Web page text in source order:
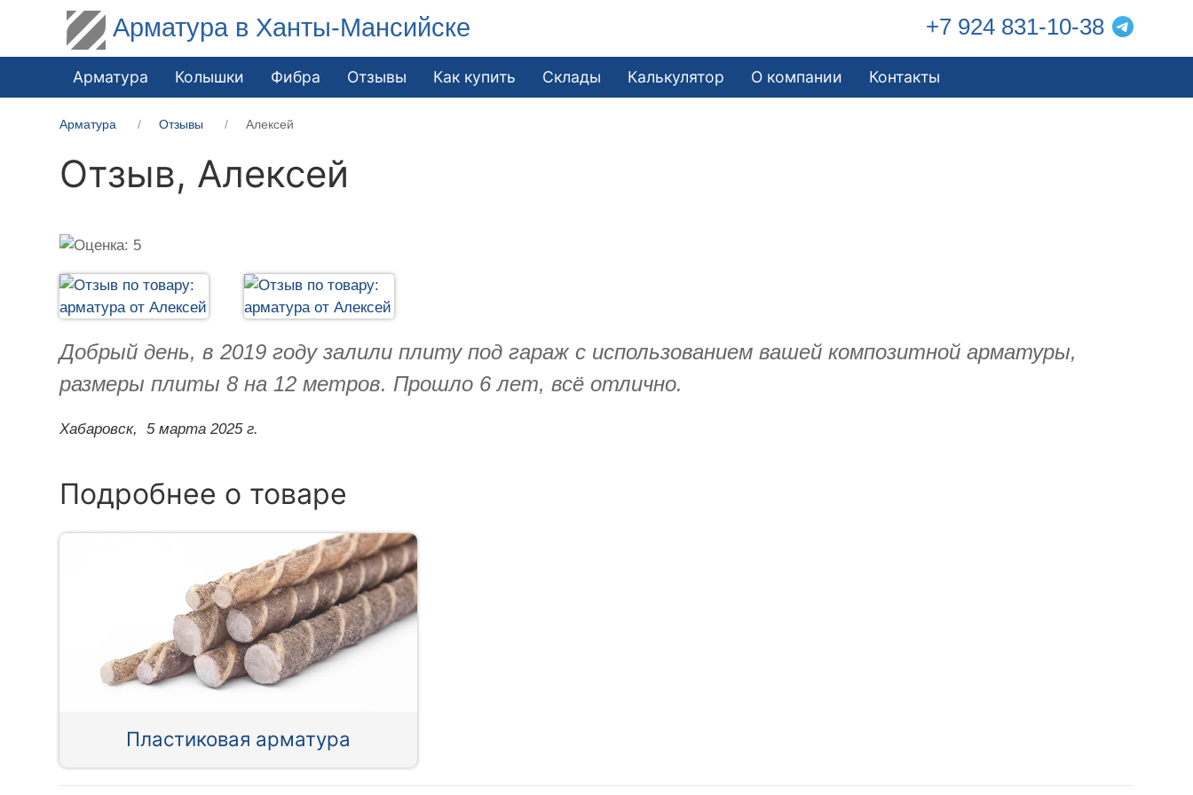
Арматура в Ханты-Мансийске +7 924 831-10-38
Арматура Колышки Фибра Отзывы Как купить Склады Калькулятор О компании Контакты
Арматура Отзывы Алексей
Отзыв, Алексей
Добрый день, в 2019 году залили плиту под гараж с использованием вашей композитной арматуры,
размеры плиты 8 на 12 метров. Прошло 6 лет, всё отлично.
Хабаровск, 5 марта 2025 г.
Подробнее о товаре
Пластиковая арматура